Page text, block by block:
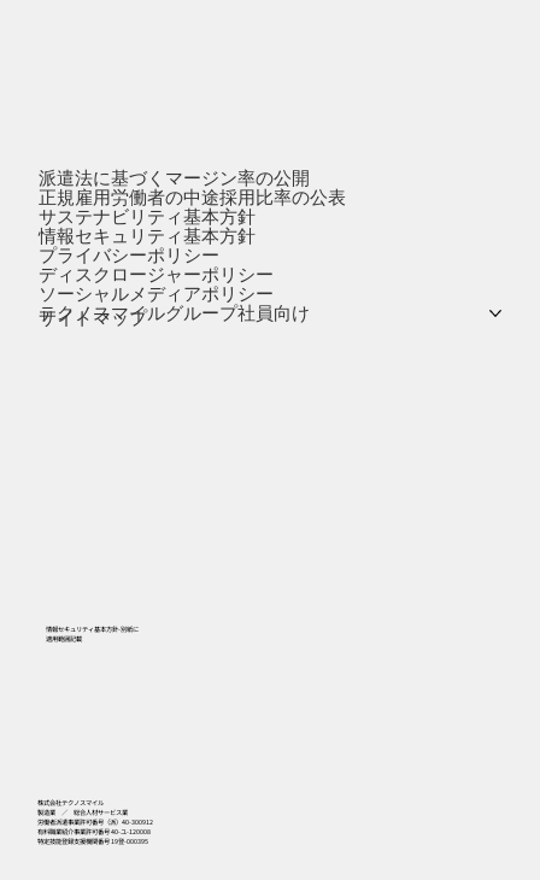
派遣法に基づくマージン率の公開
正規雇用労働者の中途採用比率の公表
サステナビリティ基本方針
情報セキュリティ基本方針
プライバシーポリシー
ディスクロージャーポリシー
ソーシャルメディアポリシー
テクノスマイルグループ社員向け
サイトマップ
情報セキュリティ基本方針-別紙に
​適用範囲記載
株式会社テクノスマイル
製造業 ／ 総合人材サービス業
労働者派遣事業許可番号（派）40-300912
有料職業紹介事業許可番号 40-ユ-120008
特定技能登録支援機関番号 19登-000395